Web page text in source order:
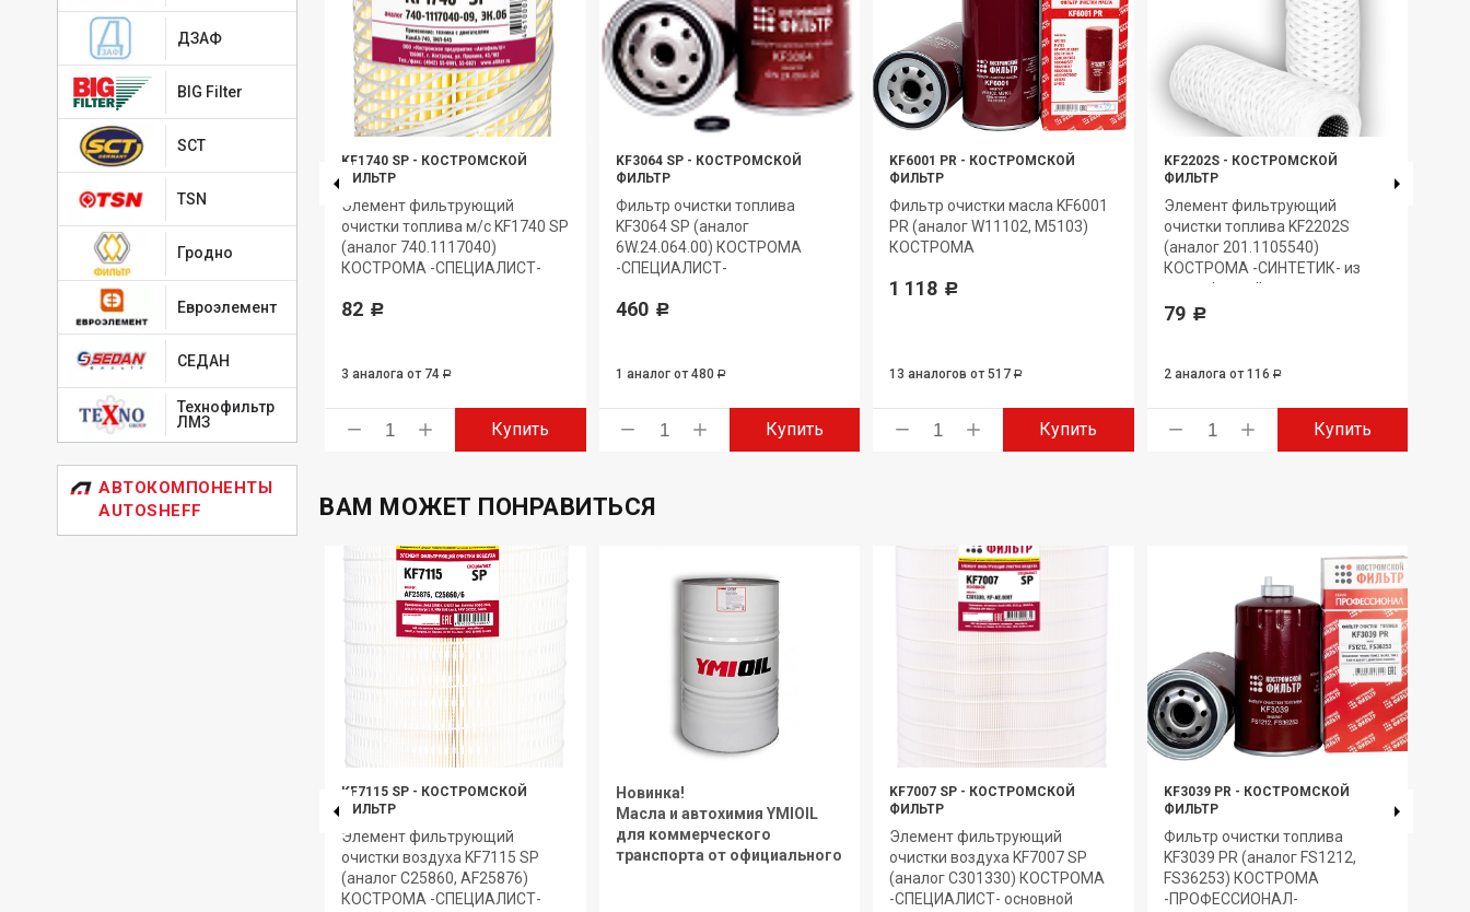
ДЗАФ
BIG Filter
SCT
TSN
Гродно
Евроэлемент
СЕДАН
Технофильтр
ЛМЗ
АВТОКОМПОНЕНТЫ
AUTOSHEFF
KF5243 SP -
Элемент фильтрующий
очистки масла KF5243 SP
(аналог 240.1017040-А3)
КОСТРОМА -СПЕЦИАЛИСТ-
202 Р
5 аналоговот 121
KF1740 SP - КОСТРОМСКОЙ
ФИЛЬТР
Элемент фильтрующий
очистки топлива м/с KF1740 SP
(аналог 740.1117040)
КОСТРОМА -СПЕЦИАЛИСТ-
82 Р
3 аналога от 74 Р
Купить
KF3064 SP - КОСТРОМСКОЙ
ФИЛЬТР
Фильтр очистки топлива
KF3064 SP (аналог
6W.24.064.00) КОСТРОМА
-СПЕЦИАЛИСТ-
460 Р
1 аналог от 480 Р
Купить
KF6001 PR - КОСТРОМСКОЙ
ФИЛЬТР
Фильтр очистки масла KF6001
PR (аналог W11102, М5103)
КОСТРОМА
1 118 Р
13 аналогов от 517 Р
Купить
KF2202S - КОСТРОМСКОЙ
ФИЛЬТР
Элемент фильтрующий
очистки топлива KF2202S
(аналог 201.1105540)
КОСТРОМА -СИНТЕТИК- из
полиэфирной нити
79 Р
2 аналога от 116 Р
Купить
ВАМ МОЖЕТ ПОНРАВИТЬСЯ
KF7115 SP - КОСТРОМСКОЙ
ФИЛЬТР
Элемент фильтрующий
очистки воздуха KF7115 SP
(аналог С25860, AF25876)
КОСТРОМА -СПЕЦИАЛИСТ-
Новинка!
Масла и автохимия YMIOIL
для коммерческого
транспорта от официального
KF7007 SP - КОСТРОМСКОЙ
ФИЛЬТР
Элемент фильтрующий
очистки воздуха KF7007 SP
(аналог C301330) КОСТРОМА
-СПЕЦИАЛИСТ- основной
KF3039 PR - КОСТРОМСКОЙ
ФИЛЬТР
Фильтр очистки топлива
KF3039 PR (аналог FS1212,
FS36253) КОСТРОМА
-ПРОФЕССИОНАЛ-